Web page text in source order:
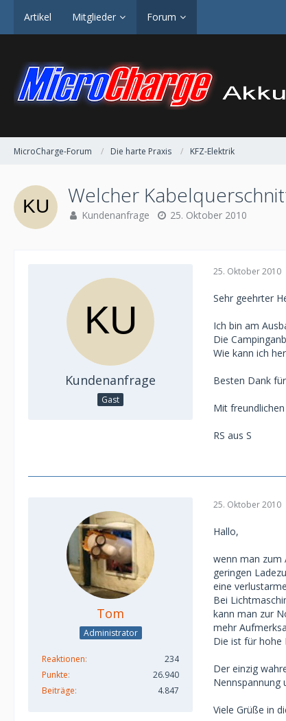
Artikel Mitglieder Forum
MicroCharge-Forum Die harte Praxis KFZ-Elektrik
Welcher
Kundenanfrage 25. Oktober 2010
Kundenanfrage
Gast
25. Oktober 2010
Sehr geehrter
Ich bin am
Die
Wie kann ich
Besten Dank
Mit
RS aus S
Tom
Administrator
Reaktionen
234
Punkte
26.940
Beiträge
4.847
25. Oktober 2010
Hallo,
wenn man zum
geringen
eine
Bei
kann man zur
mehr
Die ist für hohe
Der einzig
Nennspannung
Viele Grüße in